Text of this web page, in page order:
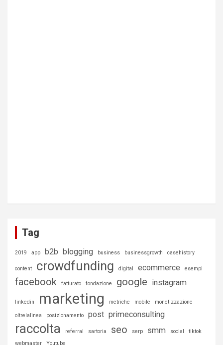
Tag
2019 app b2b blogging business businessgrowth casehistory
content crowdfunding digital ecommerce esempi
facebook fatturato fondazione google instagram
linkedin marketing metriche mobile monetizzazione
oltrelalinea posizionamento post primeconsulting
raccolta referral sartoria seo serp smm social
tiktok
webmaster
Youtube